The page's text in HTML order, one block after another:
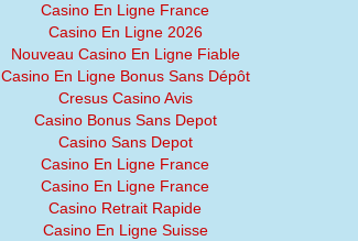
Casino En Ligne France
Casino En Ligne 2026
Nouveau Casino En Ligne Fiable
Casino En Ligne Bonus Sans Dépôt
Cresus Casino Avis
Casino Bonus Sans Depot
Casino Sans Depot
Casino En Ligne France
Casino En Ligne France
Casino Retrait Rapide
Casino En Ligne Suisse